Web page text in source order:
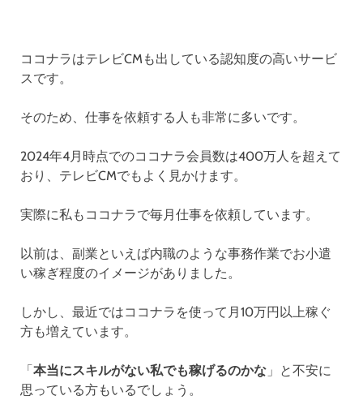
ココナラはテレビCMも出している認知度の高いサービ
スです。
そのため、仕事を依頼する人も非常に多いです。
2024年4月時点でのココナラ会員数は400万人を超えて
おり、テレビCMでもよく見かけます。
実際に私もココナラで毎月仕事を依頼しています。
以前は、副業といえば内職のような事務作業でお小遣
い稼ぎ程度のイメージがありました。
しかし、最近ではココナラを使って月10万円以上稼ぐ
方も増えています。
「本当にスキルがない私でも稼げるのかな 」と不安に
思っている方もいるでしょう。